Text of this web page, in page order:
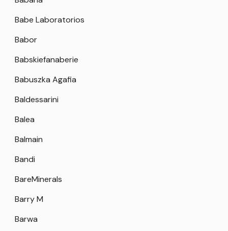
Babe Laboratorios
Babor
Babskiefanaberie
Babuszka Agafia
Baldessarini
Balea
Balmain
Bandi
BareMinerals
Barry M
Barwa